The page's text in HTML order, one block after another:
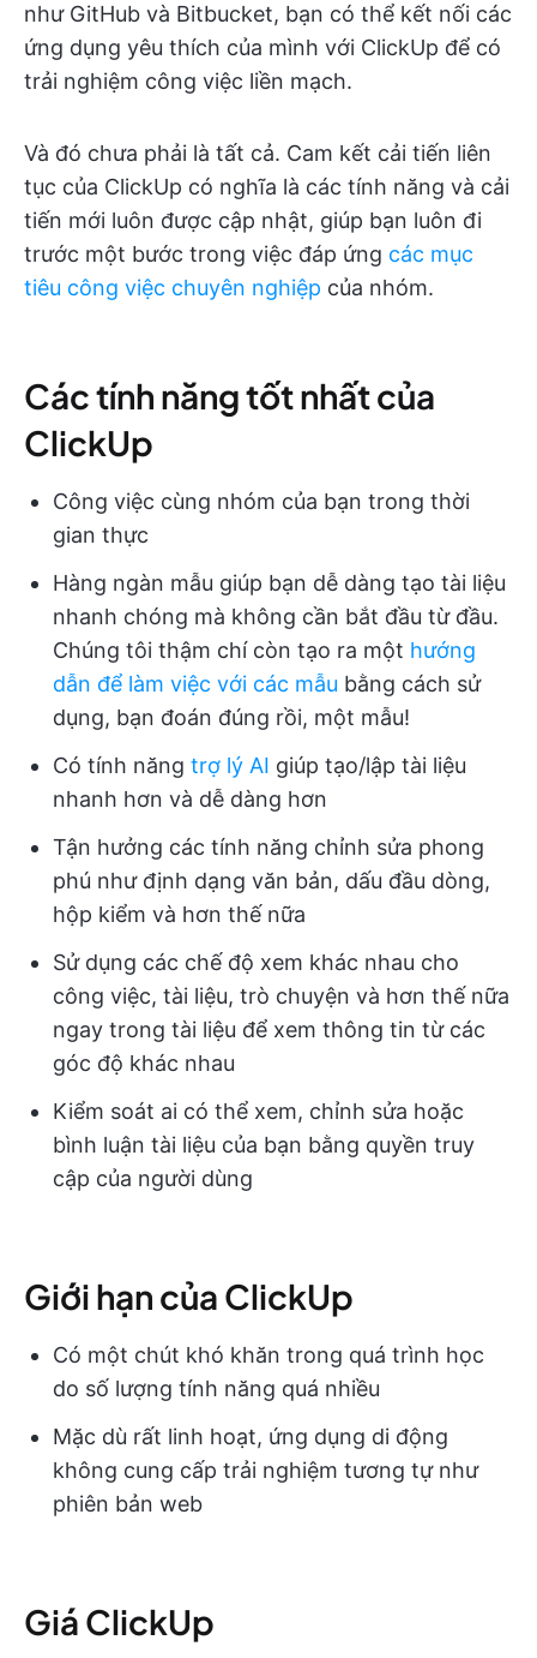
như GitHub và Bitbucket, bạn có thể kết nối các
ứng dụng yêu thích của mình với ClickUp để có
trải nghiệm công việc liền mạch.
Và đó chưa phải là tất cả. Cam kết cải tiến liên
tục của ClickUp có nghĩa là các tính năng và cải
tiến mới luôn được cập nhật, giúp bạn luôn đi
trước một bước trong việc đáp ứng các mục
tiêu công việc chuyên nghiệp của nhóm.
Các tính năng tốt nhất của
ClickUp
Công việc cùng nhóm của bạn trong thời
gian thực
Hàng ngàn mẫu giúp bạn dễ dàng tạo tài liệu
nhanh chóng mà không cần bắt đầu từ đầu.
Chúng tôi thậm chí còn tạo ra một hướng
dẫn để làm việc với các mẫu bằng cách sử
dụng, bạn đoán đúng rồi, một mẫu!
Có tính năng trợ lý AI giúp tạo/lập tài liệu
nhanh hơn và dễ dàng hơn
Tận hưởng các tính năng chỉnh sửa phong
phú như định dạng văn bản, dấu đầu dòng,
hộp kiểm và hơn thế nữa
Sử dụng các chế độ xem khác nhau cho
công việc, tài liệu, trò chuyện và hơn thế nữa
ngay trong tài liệu để xem thông tin từ các
góc độ khác nhau
Kiểm soát ai có thể xem, chỉnh sửa hoặc
bình luận tài liệu của bạn bằng quyền truy
cập của người dùng
Giới hạn của ClickUp
Có một chút khó khăn trong quá trình học
do số lượng tính năng quá nhiều
Mặc dù rất linh hoạt, ứng dụng di động
không cung cấp trải nghiệm tương tự như
phiên bản web
Giá ClickUp